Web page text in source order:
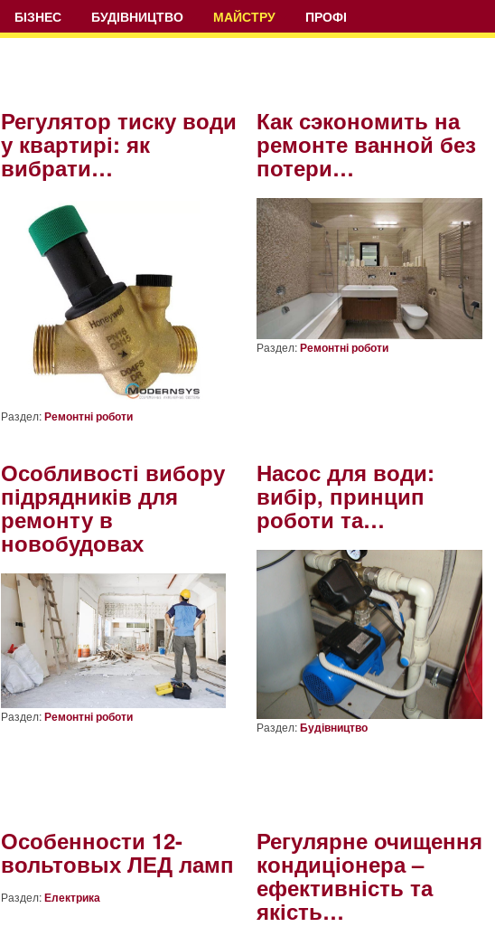
БІЗНЕС БУДІВНИЦТВО МАЙСТРУ ПРОФІ
Регулятор тиску води
у квартирі: як
вибрати…
Раздел:Ремонтні роботи
Как сэкономить на
ремонте ванной без
потери…
Раздел:Ремонтні роботи
Особливості вибору
підрядників для
ремонту в
новобудовах
Раздел:Ремонтні роботи
Насос для води:
вибір, принцип
роботи та…
Раздел:Будівництво
Особенности 12-
вольтовых ЛЕД ламп
Раздел:Електрика
Регулярне очищення
кондиціонера –
ефективність та
якість…